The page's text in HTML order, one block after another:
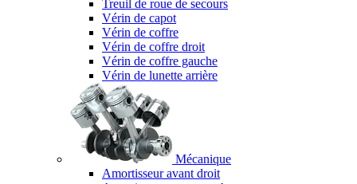
Treuil de roue de secours
Vérin de capot
Vérin de coffre
Vérin de coffre droit
Vérin de coffre gauche
Vérin de lunette arrière
Mécanique
Amortisseur avant droit